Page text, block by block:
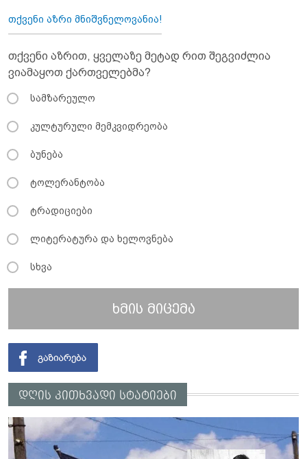
თქვენი აზრი მნიშვნელოვანია!
თქვენი აზრით, ყველაზე მეტად რით შეგვიძლია
ვიამაყოთ ქართველებმა?
სამზარეულო
კულტურული მემკვიდრეობა
ბუნება
ტოლერანტობა
ტრადიციები
ლიტერატურა და ხელოვნება
სხვა
ხმის მიცემა
დღის კითხვადი სტატიები